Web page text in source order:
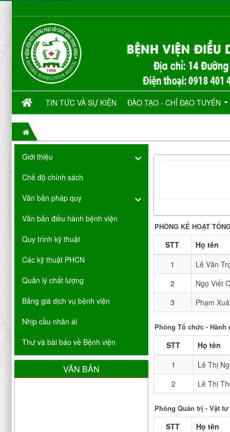
TIN TỨC VÀ SỰ KIỆN ĐÀO TẠO - CHỈ ĐẠO TUYẾN
Giới thiệu
Chế độ chính sách
Văn bản pháp quy
Văn bản điều hành bệnh viện
Quy trình kỹ thuật
Các kỹ thuật PHCN
Quản lý chất lượng
Bảng giá dịch vụ bệnh viện
Nhịp cầu nhân ái
Thư và bài báo về Bệnh viện
VĂN BẢN
PHÒNG KẾ HOẠT
STT Họ tên
1
Lê Văn
2
Ngọ Viết
3
Phạm
Phòng Tổ chức - Hành
STT Họ tên
1
Lê Thị
2
Lê Thị
Phòng Quản trị - Vật
STT Họ tên